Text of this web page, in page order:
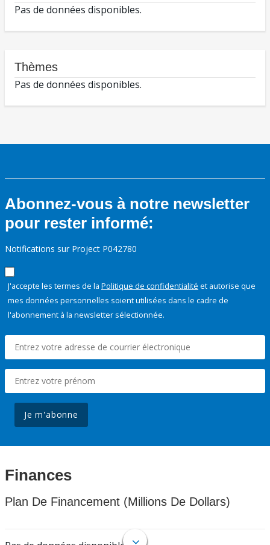
Pas de données disponibles.
Thèmes
Pas de données disponibles.
Abonnez-vous à notre newsletter
pour rester informé:
Notifications sur Project P042780
J'accepte les termes de la Politique de confidentialité et autorise que
mes données personnelles soient utilisées dans le cadre de
l'abonnement à la newsletter sélectionnée.
Je m'abonne
Finances
Plan De Financement (Millions De Dollars)